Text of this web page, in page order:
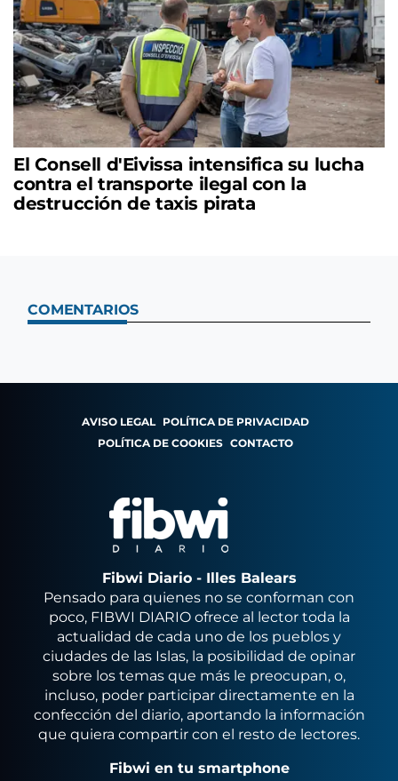
El Consell d'Eivissa intensifica su lucha
contra el transporte ilegal con la
destrucción de taxis pirata
COMENTARIOS
AVISO LEGAL POLÍTICA DE PRIVACIDAD
POLÍTICA DE COOKIES CONTACTO
Fibwi Diario - Illes Balears
Pensado para quienes no se conforman con
poco, FIBWI DIARIO ofrece al lector toda la
actualidad de cada uno de los pueblos y
ciudades de las Islas, la posibilidad de opinar
sobre los temas que más le preocupan, o,
incluso, poder participar directamente en la
confección del diario, aportando la información
que quiera compartir con el resto de lectores.
Fibwi en tu smartphone